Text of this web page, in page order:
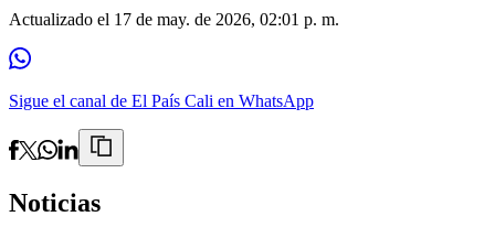
Actualizado el 17 de may. de 2026, 02:01 p. m.
Sigue el canal de El País Cali en WhatsApp
Noticias